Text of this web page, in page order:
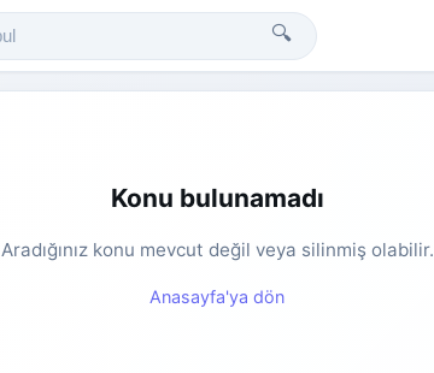
🔍
Konu bulunamadı
Aradığınız konu mevcut değil veya silinmiş olabilir.
Anasayfa'ya dön